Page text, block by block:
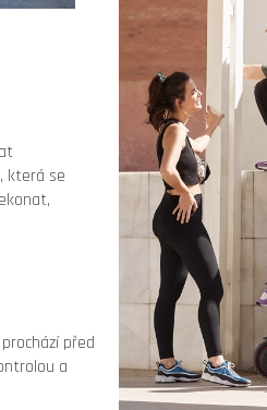
která se
před
a